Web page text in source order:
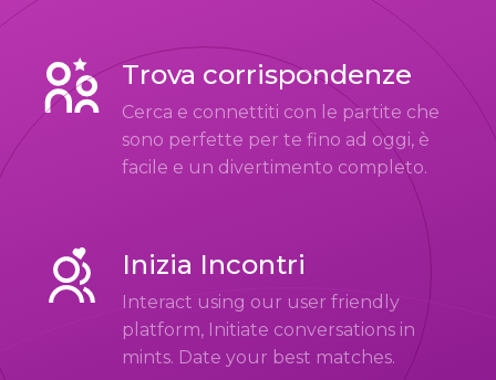
Trova corrispondenze
Cerca e connettiti con le partite che
sono perfette per te fino ad oggi, è
facile e un divertimento completo.
Inizia Incontri
Interact using our user friendly
platform, Initiate conversations in
mints. Date your best matches.